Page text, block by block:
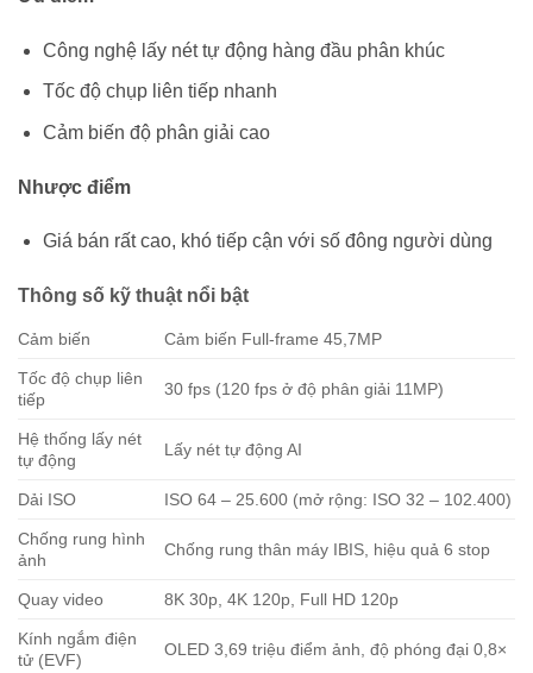
Công nghệ lấy nét tự động hàng đầu phân khúc
Tốc độ chụp liên tiếp nhanh
Cảm biến độ phân giải cao
Nhược điểm
Giá bán rất cao, khó tiếp cận với số đông người dùng
Thông số kỹ thuật nổi bật
Cảm biến Cảm biến Full-frame 45,7MP
Tốc độ chụp liên
tiếp
30 fps (120 fps ở độ phân giải 11MP)
Hệ thống lấy nét
tự động
Lấy nét tự động AI
Dải ISO ISO 64 – 25.600 (mở rộng: ISO 32 – 102.400)
Chống rung hình
ảnh
Chống rung thân máy IBIS, hiệu quả 6 stop
Quay video 8K 30p, 4K 120p, Full HD 120p
Kính ngắm điện
tử (EVF)
OLED 3,69 triệu điểm ảnh, độ phóng đại 0,8×